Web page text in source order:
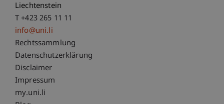
Liechtenstein
T +423 265 11 11
info@uni.li
Fußzeile Rechtliche Hinweise
Rechtssammlung
Datenschutzerklärung
Disclaimer
Impressum
Fußzeile Subdomain-Verzeichnis
my.uni.li